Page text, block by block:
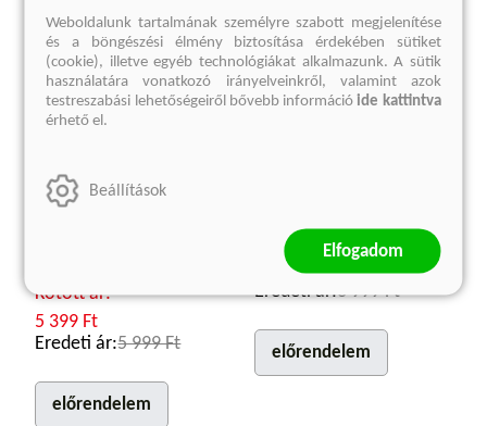
Utolsó tanúk
Gyermekként a második
Kötött ár:
5 399 Ft
Eredeti ár:5 999 Ft
előrendelem
Kötött ár:
3 599 Ft
Eredeti ár:3 999 Ft
előrendelem
Weboldalunk tartalmának személyre szabott megjelenítése
és a böngészési élmény biztosítása érdekében sütiket
(cookie), illetve egyéb technológiákat alkalmazunk. A sütik
használatára vonatkozó irányelveinkről, valamint azok
testreszabási lehetőségeiről bővebb információide kattintva
érhető el.
Beállítások
Elfogadom